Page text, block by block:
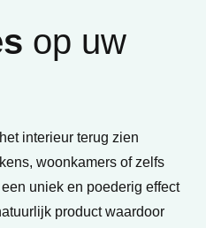
op uw
interieur terug zien
woonkamers of zelfs
uniek en poederig effect
product waardoor